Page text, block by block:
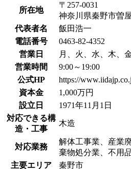
所在地
〒257-0031
神奈川県秦野市曽
代表者名
飯田浩一
電話番号
0463-82-4352
営業日
月、火、水、木、
営業時間
9:00～19:00
公式HP
https://
資本金
1,000万円
設立日
1971年11月1日
対応できる構
造・工事
木造
対応業務
解体工事業、産業
棄物処分業、不用
主要エリア
秦野市